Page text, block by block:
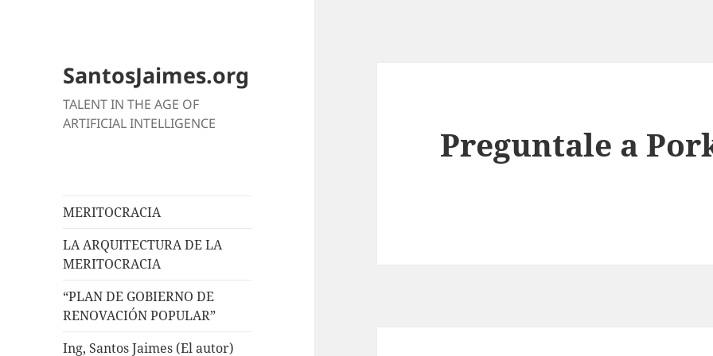
SantosJaimes.org
TALENT IN THE AGE OF
ARTIFICIAL INTELLIGENCE
MERITOCRACIA
LA ARQUITECTURA DE LA
MERITOCRACIA
“PLAN DE GOBIERNO DE
RENOVACIÓN POPULAR”
Ing, Santos Jaimes (El autor)
Preguntale a